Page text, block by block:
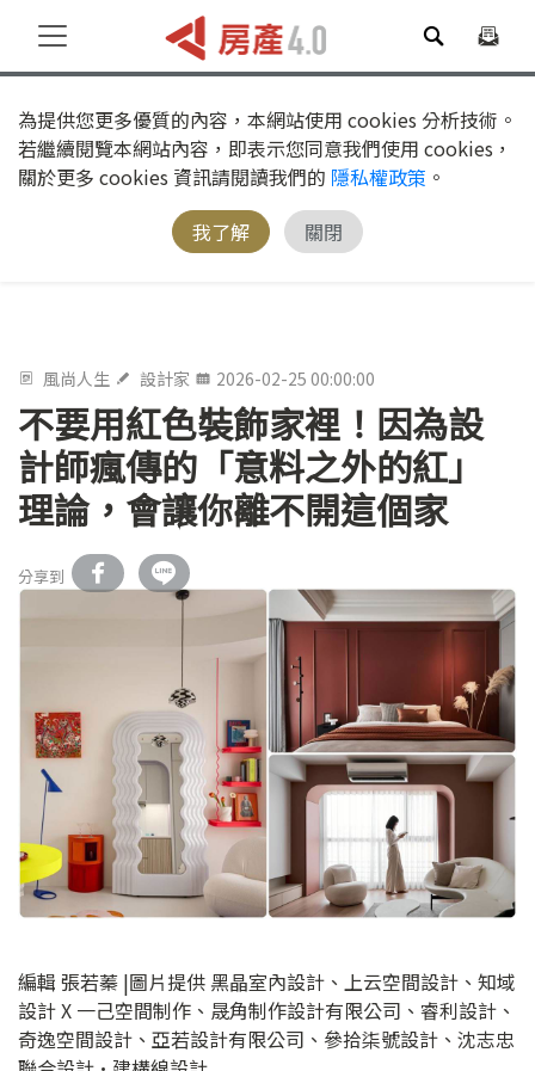
為提供您更多優質的內容，本網站使用 cookies 分析技術。
若繼續閱覽本網站內容，即表示您同意我們使用 cookies，
關於更多 cookies 資訊請閱讀我們的 隱私權政策 。
我了解
關閉
風尚人生 設計家 2026-02-25 00:00:00
不要用紅色裝飾家裡！因為設
計師瘋傳的「意料之外的紅」
理論，會讓你離不開這個家
分享到
編輯 張若蓁 |圖片提供 黑晶室內設計、上云空間設計、知域
設計 X 一己空間制作、晟角制作設計有限公司、睿利設計、
奇逸空間設計、亞若設計有限公司、參拾柒號設計、沈志忠